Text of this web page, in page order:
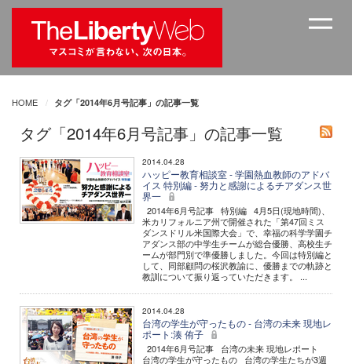
HOME タグ「2014年6月号記事」の記事一覧
タグ「2014年6月号記事」の記事一覧
2014.04.28
ハッピー教育相談室 - 学園熱血教師のアドバ
イス 特別編 - 努力と感謝によるチアダンス世
界一
2014年6月号記事 特別編 4月5日(現地時間)、
米カリフォルニア州で開催された「第47回ミス
ダンスドリル米国際大会」で、幸福の科学学園チ
アダンス部の中学生チームが総合優勝、高校生チ
ームが部門別で準優勝しました。今回は特別編と
して、同部顧問の桜沢教諭に、優勝までの軌跡と
教訓について振り返っていただきます。 ...
2014.04.28
台湾の学生が守ったもの - 台湾の未来 現地レ
ポート:湊 侑子
2014年6月号記事 台湾の未来 現地レポート
台湾の学生が守ったもの 台湾の学生たちが3週